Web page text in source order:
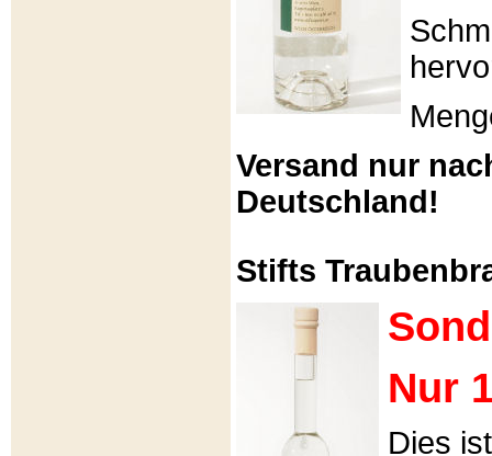
Versand nur
Deutschland!
Stifts
Nur
Dies